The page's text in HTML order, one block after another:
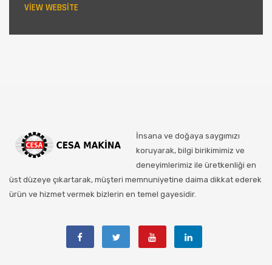
VIEW WEBSITE
İnsana ve doğaya saygımızı
koruyarak, bilgi birikimimiz ve
deneyimlerimiz ile üretkenliği en
üst düzeye çıkartarak, müşteri memnuniyetine daima dikkat ederek
ürün ve hizmet vermek bizlerin en temel gayesidir.